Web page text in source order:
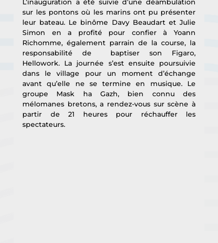
L’inauguration a été suivie d’une déambulation
sur les pontons où les marins ont pu présenter
leur bateau. Le binôme Davy Beaudart et Julie
Simon en a profité pour confier à Yoann
Richomme, également parrain de la course, la
responsabilité de  baptiser son Figaro,
Hellowork. La journée s’est ensuite poursuivie
dans le village pour un moment d’échange
avant qu’elle ne se termine en musique. Le
groupe Mask ha Gazh, bien connu des
mélomanes bretons, a rendez-vous sur scène à
partir de 21 heures pour réchauffer les
spectateurs.